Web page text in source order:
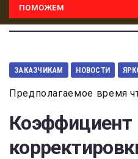
ПОМОЖЕМ
ЗАКАЗЧИКАМ НОВОСТИ
Предполагаемое время
Коэффициент